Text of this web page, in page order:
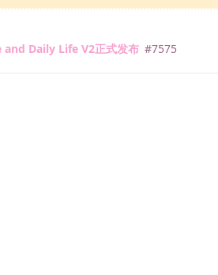
Daily Life V2正式发布 #7575